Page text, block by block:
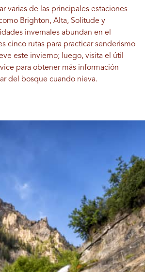
varias de las principales estaciones
Brighton, Alta, Solitude y
invernales abundan en el
cinco rutas para practicar senderismo
este invierno; luego, visita el útil
para obtener más información
del bosque cuando nieva.